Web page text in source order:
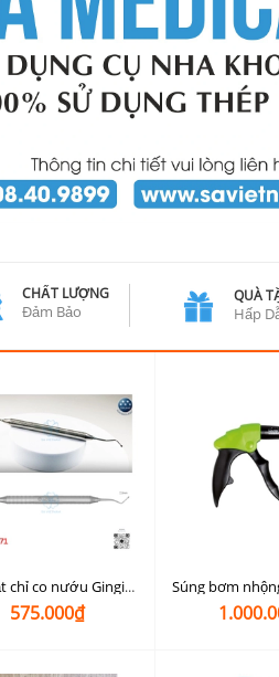
CHẤT LƯỢNG
Đảm Bảo
QUÀ
Hấp
Cây đặt chỉ co nướu Gingicord packer Osung GCP113, GCP170, GCP171
575.000₫